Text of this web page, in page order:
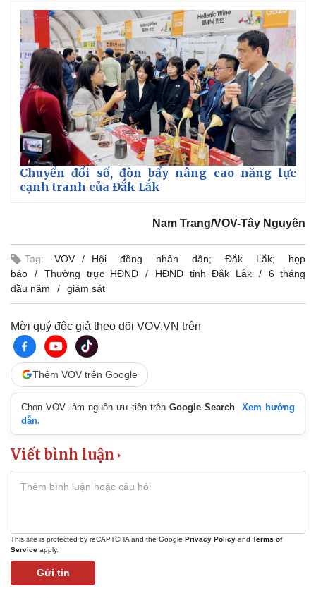
Pháp luật
Chuyển đổi số, đòn bẩy nâng cao năng lực
cạnh tranh của Đắk Lắk
Nam Trang/VOV-Tây Nguyên
Tag: VOV
Hội đồng nhân dân; Đắk Lắk; họp
báo
Thường trực HĐND HĐND tỉnh Đắk Lắk
6 tháng
đầu năm
giám sát
Mời quý độc giả theo dõi VOV.VN trên
Thêm VOV trên Google
Chọn VOV làm nguồn ưu tiên trênGoogle Search
Xem hướng
dẫn.
Viết bình luận
This site is protected by reCAPTCHA and the Google Privacy Policy and Terms of
Service apply.
Gửi tin